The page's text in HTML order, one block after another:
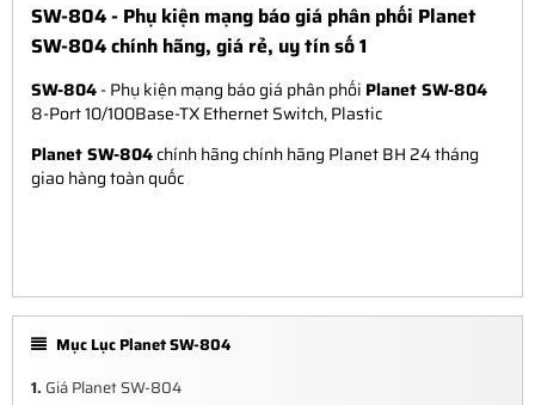
SW-804 - Phụ kiện mạng báo giá phân phối Planet
SW-804 chính hãng, giá rẻ, uy tín số 1
SW-804- Phụ kiện mạng báo giá phân phối Planet SW-804
8-Port 10/100Base-TX Ethernet Switch, Plastic
Planet SW-804chính hãng chính hãng Planet BH 24 tháng
giao hàng toàn quốc
Mục Lục Planet SW-804
1. Giá Planet SW-804